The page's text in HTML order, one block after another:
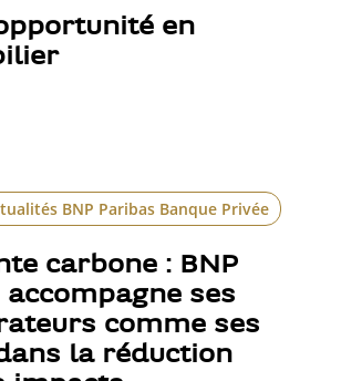
en
BNP Paribas Banque Privée
carbone : BNP
ses
comme ses
la réduction